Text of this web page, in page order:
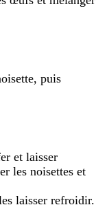
puis
et laisser
les noisettes et
laisser refroidir.